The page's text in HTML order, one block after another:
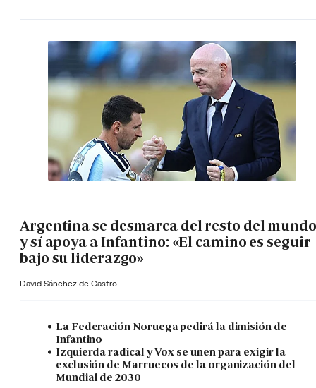
Argentina se desmarca del resto del mundo
y sí apoya a Infantino: «El camino es seguir
bajo su liderazgo»
David Sánchez de Castro
La Federación Noruega pedirá la dimisión de
Infantino
Izquierda radical y Vox se unen para exigir la
exclusión de Marruecos de la organización del
Mundial de 2030